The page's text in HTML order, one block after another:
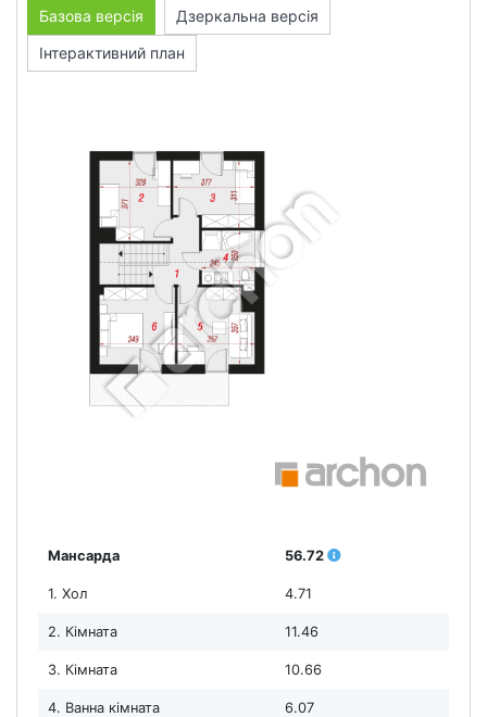
Базова версія
Дзеркальна версія
Інтерактивний план
Мансарда 56.72
1. Хол 4.71
2. Кімната 11.46
3. Кімната 10.66
4. Ванна кімната 6.07